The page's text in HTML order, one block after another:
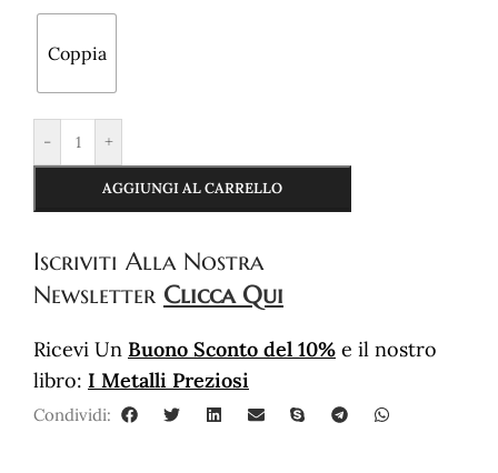
Coppia
- +
AGGIUNGI AL CARRELLO
Iscriviti Alla Nostra
Newsletter Clicca Qui
Ricevi Un Buono Sconto del 10% e il nostro
libro: I Metalli Preziosi
Condividi: